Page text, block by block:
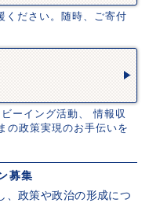
ください。随時、ご寄付
ーイング活動、 情報収
の政策実現のお手伝いを
募集
、政策や政治の形成につ